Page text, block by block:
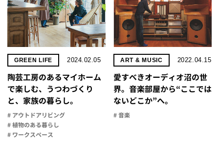
GREEN LIFE 2024.02.05
陶芸工房のあるマイホーム
で楽しむ、うつわづくり
と、家族の暮らし。
# アウトドアリビング
# 植物のある暮らし
# ワークスペース
ART & MUSIC 2022.04.15
愛すべきオーディオ沼の世
界。音楽部屋から“ここでは
ないどこか”へ。
# 音楽